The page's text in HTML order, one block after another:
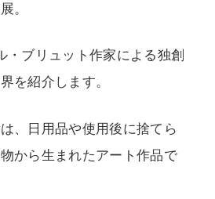
。
・ブリュット作家による独創
を紹介します。
、日用品や使用後に捨てら
から生まれたアート作品で